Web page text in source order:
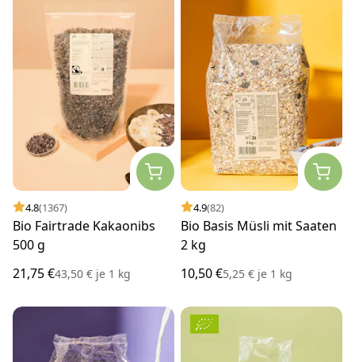
4.8(1367)
Bio Fairtrade Kakaonibs
500 g
21,75 €43,50 € je 1 kg
4.9(82)
Bio Basis Müsli mit Saaten
2 kg
10,50 €5,25 € je 1 kg